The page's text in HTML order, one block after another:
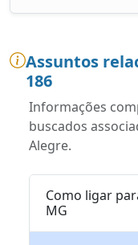
Assuntos
186
Informações
buscados
Alegre.
Como ligar
MG